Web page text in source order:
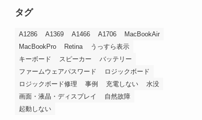
タグ
A1286 A1369 A1466 A1706
MacBookAir
MacBookPro
Retina
うっすら表示
キーボード
スピーカー
バッテリー
ファームウェアパスワード
ロジックボード
ロジックボード修理
事例 充電しない
水没
画面・液晶・ディスプレイ
自然故障
起動しない